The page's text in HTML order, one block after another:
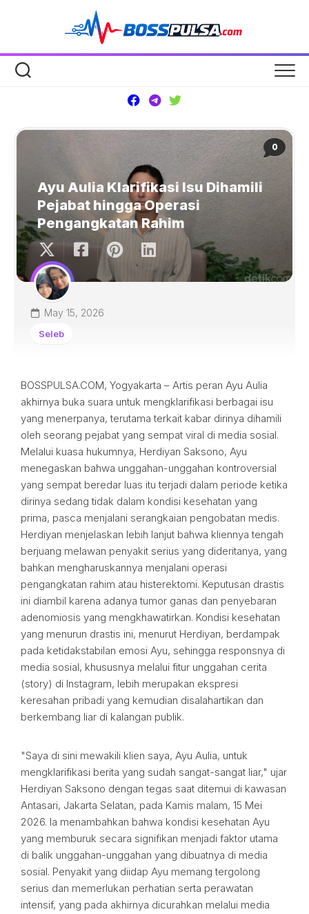
0
Ayu Aulia Klarifikasi Isu Dihamili
Pejabat hingga Operasi
Pengangkatan Rahim
May 15, 2026
Seleb
BOSSPULSA.COM, Yogyakarta – Artis peran Ayu Aulia
akhirnya buka suara untuk mengklarifikasi berbagai isu
yang menerpanya, terutama terkait kabar dirinya dihamili
oleh seorang pejabat yang sempat viral di media sosial.
Melalui kuasa hukumnya, Herdiyan Saksono, Ayu
menegaskan bahwa unggahan-unggahan kontroversial
yang sempat beredar luas itu terjadi dalam periode ketika
dirinya sedang tidak dalam kondisi kesehatan yang
prima, pasca menjalani serangkaian pengobatan medis.
Herdiyan menjelaskan lebih lanjut bahwa kliennya tengah
berjuang melawan penyakit serius yang dideritanya, yang
bahkan mengharuskannya menjalani operasi
pengangkatan rahim atau histerektomi. Keputusan drastis
ini diambil karena adanya tumor ganas dan penyebaran
adenomiosis yang mengkhawatirkan. Kondisi kesehatan
yang menurun drastis ini, menurut Herdiyan, berdampak
pada ketidakstabilan emosi Ayu, sehingga responsnya di
media sosial, khususnya melalui fitur unggahan cerita
(story) di Instagram, lebih merupakan ekspresi
keresahan pribadi yang kemudian disalahartikan dan
berkembang liar di kalangan publik.
"Saya di sini mewakili klien saya, Ayu Aulia, untuk
mengklarifikasi berita yang sudah sangat-sangat liar," ujar
Herdiyan Saksono dengan tegas saat ditemui di kawasan
Antasari, Jakarta Selatan, pada Kamis malam, 15 Mei
2026. Ia menambahkan bahwa kondisi kesehatan Ayu
yang memburuk secara signifikan menjadi faktor utama
di balik unggahan-unggahan yang dibuatnya di media
sosial. Penyakit yang diidap Ayu memang tergolong
serius dan memerlukan perhatian serta perawatan
intensif, yang pada akhirnya dicurahkan melalui media